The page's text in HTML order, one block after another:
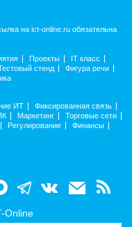
на ict-online.ru обязательна
Проекты
IT класс
стенд
Фигура речи
ИТ
Фиксированная связь
Маркетинг
Торговые сети
Регулирование
Финансы
Online